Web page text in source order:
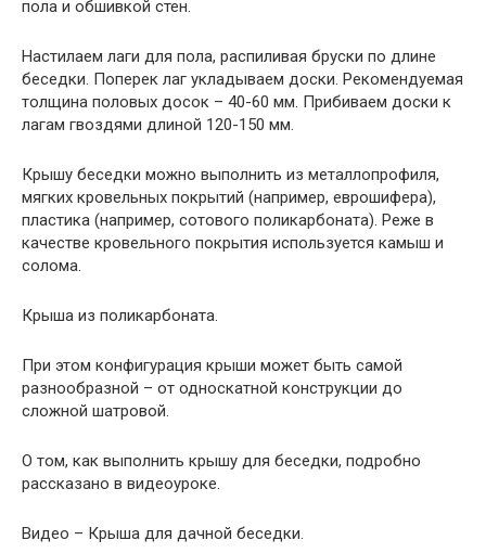
пола и обшивкой стен.
Настилаем лаги для пола, распиливая бруски по длине
беседки. Поперек лаг укладываем доски. Рекомендуемая
толщина половых досок – 40-60 мм. Прибиваем доски к
лагам гвоздями длиной 120-150 мм.
Крышу беседки можно выполнить из металлопрофиля,
мягких кровельных покрытий (например, еврошифера),
пластика (например, сотового поликарбоната). Реже в
качестве кровельного покрытия используется камыш и
солома.
Крыша из поликарбоната.
При этом конфигурация крыши может быть самой
разнообразной – от односкатной конструкции до
сложной шатровой.
О том, как выполнить крышу для беседки, подробно
рассказано в видеоуроке.
Видео – Крыша для дачной беседки.